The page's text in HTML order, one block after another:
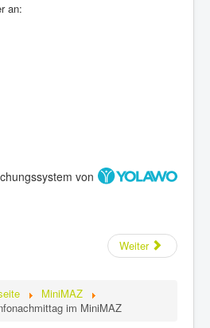
an:
von
Weiter
MiniMAZ
im MiniMAZ